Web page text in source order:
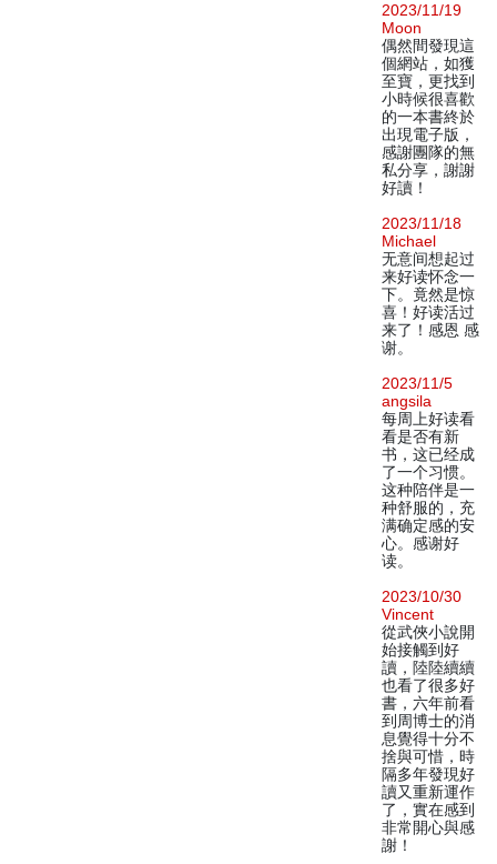
2023/11/19
Moon
偶然間發現這
個網站，如獲
至寶，更找到
小時候很喜歡
的一本書終於
出現電子版，
感謝團隊的無
私分享，謝謝
好讀！
2023/11/18
Michael
无意间想起过
来好读怀念一
下。竟然是惊
喜！好读活过
来了！感恩 感
谢。
2023/11/5
angsila
每周上好读看
看是否有新
书，这已经成
了一个习惯。
这种陪伴是一
种舒服的，充
满确定感的安
心。感谢好
读。
2023/10/30
Vincent
從武俠小說開
始接觸到好
讀，陸陸續續
也看了很多好
書，六年前看
到周博士的消
息覺得十分不
捨與可惜，時
隔多年發現好
讀又重新運作
了，實在感到
非常開心與感
謝！